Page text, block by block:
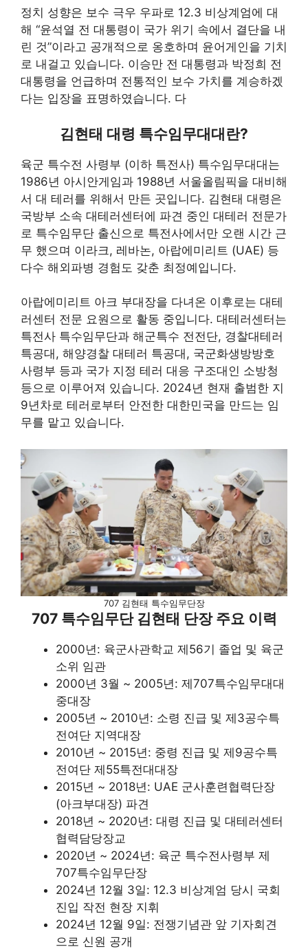
정치 성향은 보수 극우 우파로 12.3 비상계엄에 대
해 “윤석열 전 대통령이 국가 위기 속에서 결단을 내
린 것”이라고 공개적으로 옹호하며 윤어게인을 기치
로 내걸고 있습니다. 이승만 전 대통령과 박정희 전
대통령을 언급하며 전통적인 보수 가치를 계승하겠
다는 입장을 표명하였습니다. 다
김현태 대령 특수임무대대란?
육군 특수전 사령부 (이하 특전사) 특수임무대대는
1986년 아시안게임과 1988년 서울올림픽을 대비해
서 대 테러를 위해서 만든 곳입니다. 김현태 대령은
국방부 소속 대테러센터에 파견 중인 대테러 전문가
로 특수임무단 출신으로 특전사에서만 오랜 시간 근
무 했으며 이라크, 레바논, 아랍에미리트 (UAE) 등
다수 해외파병 경험도 갖춘 최정예입니다.
아랍에미리트 아크 부대장을 다녀온 이후로는 대테
러센터 전문 요원으로 활동 중입니다. 대테러센터는
특전사 특수임무단과 해군특수 전전단, 경찰대테러
특공대, 해양경찰 대테러 특공대, 국군화생방방호
사령부 등과 국가 지정 테러 대응 구조대인 소방청
등으로 이루어져 있습니다. 2024년 현재 출범한 지
9년차로 테러로부터 안전한 대한민국을 만드는 임
무를 맡고 있습니다.
707 김현태 특수임무단장
707 특수임무단 김현태 단장 주요 이력
2000년: 육군사관학교 제56기 졸업 및 육군
소위 임관
2000년 3월 ~ 2005년: 제707특수임무대대
중대장
2005년 ~ 2010년: 소령 진급 및 제3공수특
전여단 지역대장
2010년 ~ 2015년: 중령 진급 및 제9공수특
전여단 제55특전대대장
2015년 ~ 2018년: UAE 군사훈련협력단장
(아크부대장) 파견
2018년 ~ 2020년: 대령 진급 및 대테러센터
협력담당장교
2020년 ~ 2024년: 육군 특수전사령부 제
707특수임무단장
2024년 12월 3일: 12.3 비상계엄 당시 국회
진입 작전 현장 지휘
2024년 12월 9일: 전쟁기념관 앞 기자회견
으로 신원 공개